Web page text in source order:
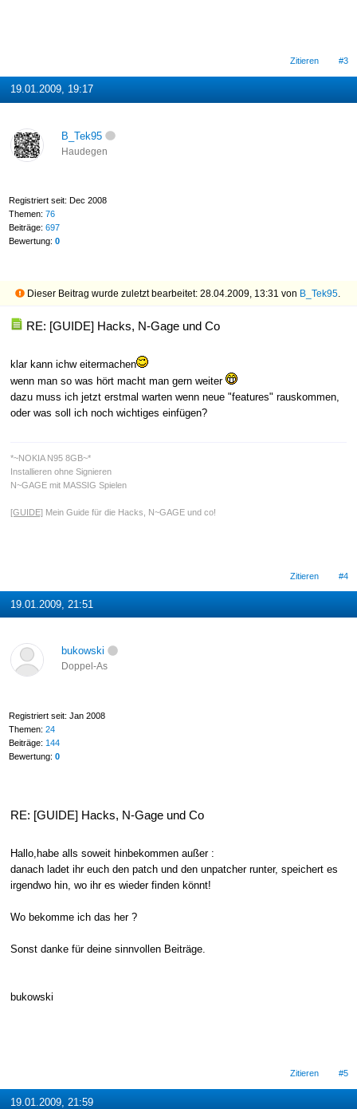
Zitieren #3
19.01.2009, 19:17
B_Tek95
Haudegen
Registriert seit: Dec 2008
Themen: 76
Beiträge: 697
Bewertung: 0
Dieser Beitrag wurde zuletzt bearbeitet: 28.04.2009, 13:31 von B_Tek95.
RE: [GUIDE] Hacks, N-Gage und Co
klar kann ichw eitermachen
wenn man so was hört macht man gern weiter
dazu muss ich jetzt erstmal warten wenn neue "features" rauskommen,
oder was soll ich noch wichtiges einfügen?
*~NOKIA N95 8GB~*
Installieren ohne Signieren
N~GAGE mit MASSIG Spielen
[GUIDE]Mein Guide für die Hacks, N~GAGE und co!
Zitieren #4
19.01.2009, 21:51
bukowski
Doppel-As
Registriert seit: Jan 2008
Themen: 24
Beiträge: 144
Bewertung: 0
RE: [GUIDE] Hacks, N-Gage und Co
Hallo,habe alls soweit hinbekommen außer :
danach ladet ihr euch den patch und den unpatcher runter, speichert es
irgendwo hin, wo ihr es wieder finden könnt!
Wo bekomme ich das her ?
Sonst danke für deine sinnvollen Beiträge.
bukowski
Zitieren #5
19.01.2009, 21:59